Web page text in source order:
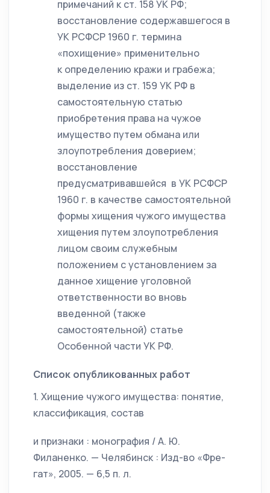
примечаний к ст. 158 УК РФ;
восстановление содержавшегося в
УК РСФСР 1960 г. термина
«похищение» применительно
к определению кражи и грабежа;
выделение из ст. 159 УК РФ в
самостоятельную статью
приобретения права на чужое
имущество путем обмана или
злоупотребления доверием;
восстановление
предусматривавшейся в УК РСФСР
1960 г. в качестве самостоятельной
формы хищения чужого имущества
хищения путем злоупотребления
лицом своим служебным
положением с установлением за
данное хищение уголовной
ответственности во вновь
введенной (также
самостоятельной) статье
Особенной части УК РФ.
Список опубликованных работ
1. Хищение чужого имущества: понятие,
классификация, состав
и признаки : монография / А. Ю.
Филаненко. — Челябинск : Изд-во «Фре-
гат», 2005. — 6,5 п. л.